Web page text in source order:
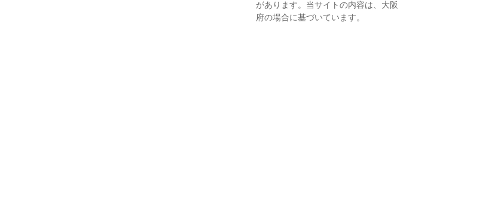
があります。当サイトの内容は、大阪
府の場合に基づいています。